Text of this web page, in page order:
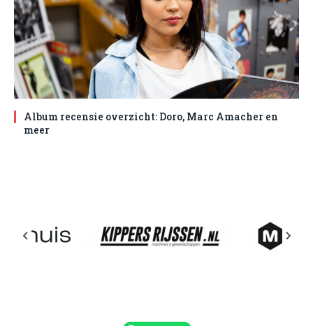
Album recensie overzicht: Doro, Marc Amacher en
meer